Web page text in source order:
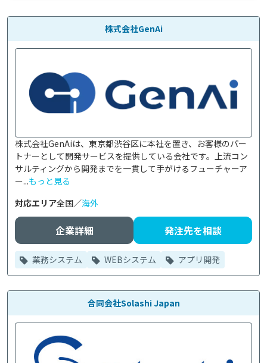
株式会社GenAi
株式会社GenAiは、東京都渋谷区に本社を置き、お客様のパー
トナーとして開発サービスを提供している会社です。上流コン
サルティングから開発までを一貫して手がけるフューチャーア
ー...もっと見る
対応エリア全国／海外
企業詳細 発注先を相談
業務システム WEBシステム アプリ開発
合同会社Solashi Japan